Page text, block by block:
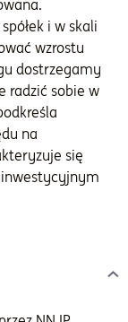
i w skali
wzrostu
dostrzegamy
radzić sobie w
na
się